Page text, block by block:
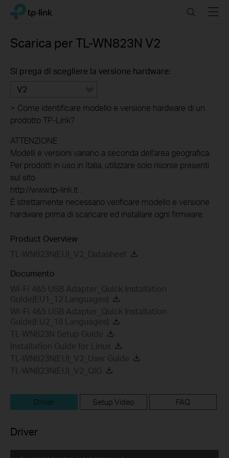
Click
navigation
TP-Link, Reliably Smart SearchMenu
Scarica perTL-WN823N V2
Si prega di scegliere la versione hardware:
V2
> Come identificare modello e versione hardware di un
prodotto TP-Link?
ATTENZIONE
Modelli e versioni variano a seconda dell'area geografica.
Per prodotti in uso in Italia, utilizzare solo risorse presenti
sul sito
http://www.tp-link.it .
È strettamente necessario verificare modello e versione
hardware prima di scaricare ed installare ogni firmware.
Product Overview
TL-WN823N(EU)_V2_Datasheet
Documento
Wi-Fi 4&5 USB Adapter_Quick Installation
Guide(EU1_12 Languages)
Wi-Fi 4&5 USB Adapter_Quick Installation
Guide(EU2_18 Languages)
TL-WN823N Setup Guide
Installation Guide for Linux
TL-WN823N(EU)_V2_User Guide
TL-WN823N(EU)_V2_QIG
Driver Setup Video FAQ
Driver